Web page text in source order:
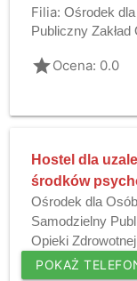
Filia: Ośrodek
Publiczny
gradeOcena: 0.0
Hostel dla
środków
Ośrodek dla
Samodzielny
Opieki
POKAŻ